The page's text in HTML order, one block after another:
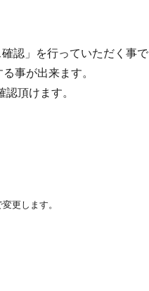
認」を行っていただく事で
事が出来ます。
頂けます。
更します。